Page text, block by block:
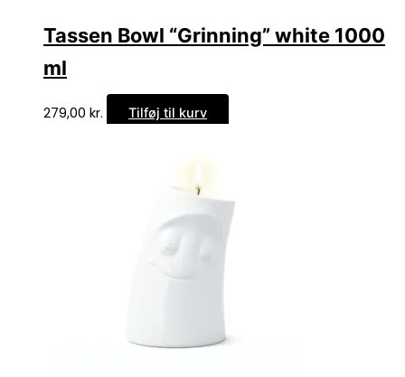
Tassen Bowl “Grinning” white 1000
ml
279,00 kr. Tilføj til kurv